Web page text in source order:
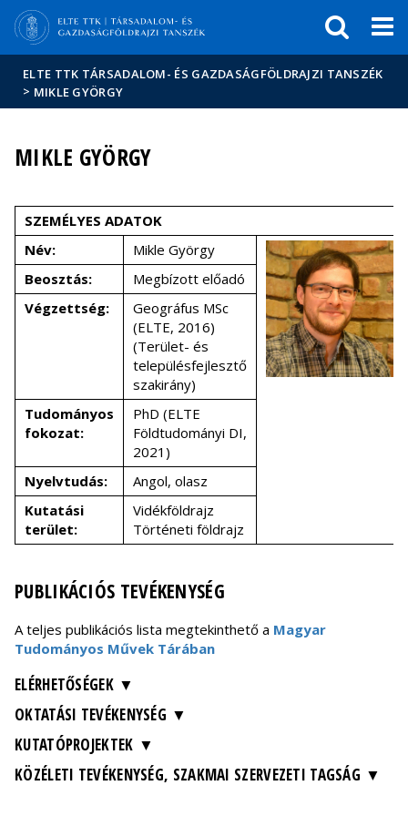
Hírek
Események
ELTE a
sajtóban
ELTE TTK TÁRSADALOM- ÉS GAZDASÁGFÖLDRAJZI TANSZÉK
> MIKLE GYÖRGY
MIKLE GYÖRGY
SZEMÉLYES ADATOK
Név:
Mikle György
Beosztás:
Megbízott előadó
Végzettség:
Geográfus MSc
(ELTE, 2016)
(Terület- és
településfejlesztő
szakirány)
Tudományos
fokozat:
PhD (ELTE
Földtudományi DI,
2021)
Nyelvtudás:
Angol, olasz
Kutatási
terület:
Vidékföldrajz
Történeti földrajz
PUBLIKÁCIÓS TEVÉKENYSÉG
A teljes publikációs lista megtekinthető a Magyar
Tudományos Művek Tárában
ELÉRHETŐSÉGEK
OKTATÁSI TEVÉKENYSÉG
KUTATÓPROJEKTEK
KÖZÉLETI TEVÉKENYSÉG, SZAKMAI SZERVEZETI TAGSÁG